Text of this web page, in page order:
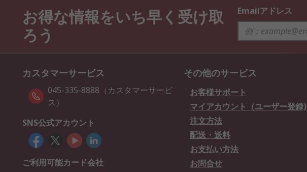
お得な情報をいち早く受け取
ろう
Emailアドレス
カスタマーサービス
045-335-8888（カスタマーサービ
ス）
SNS公式アカウント
ご利用可能カード会社
その他のサービス
お客様サポート
マイアカウント（ユーザー登録)
注文方法
配送・送料
お支払い方法
お問合せ